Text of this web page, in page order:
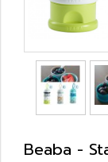
Beaba -